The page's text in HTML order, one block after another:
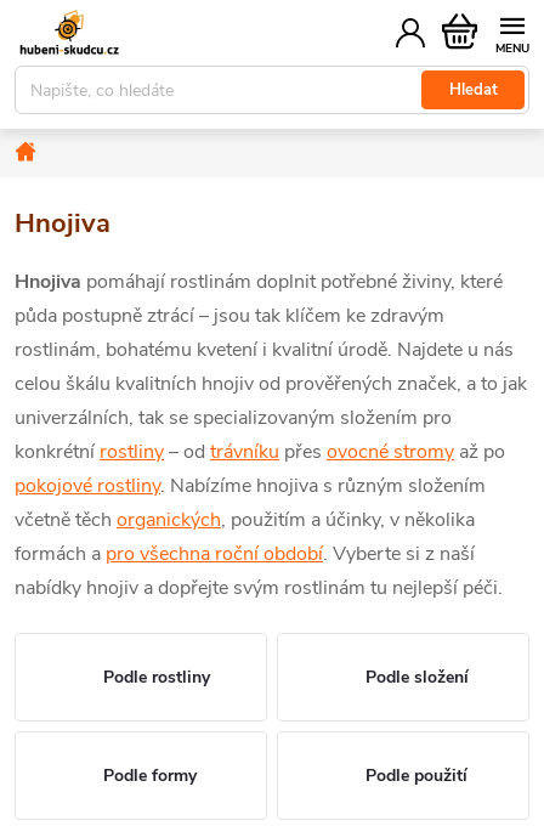
obsah
Hledat
Nákupní
košík
Domů
Hnojiva
Hnojiva pomáhají rostlinám doplnit potřebné živiny, které
půda postupně ztrácí – jsou tak klíčem ke zdravým
rostlinám, bohatému kvetení i kvalitní úrodě. Najdete u nás
celou škálu kvalitních hnojiv od prověřených značek, a to jak
univerzálních, tak se specializovaným složením pro
konkrétní rostliny– od trávníku přes ovocné stromy až po
pokojové rostliny. Nabízíme hnojiva s různým složením
včetně těch organických, použitím a účinky, v několika
formách a pro všechna roční období. Vyberte si z naší
nabídky hnojiv a dopřejte svým rostlinám tu nejlepší péči.
Podle rostliny Podle složení
Podle formy Podle použití